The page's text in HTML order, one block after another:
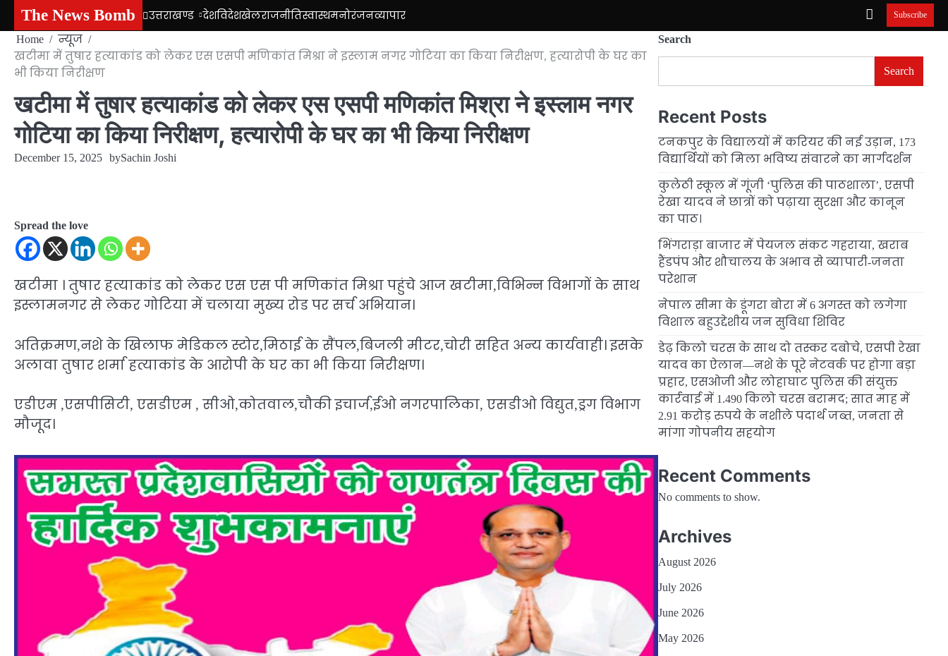
content
The News Bomb उत्तराखण्ड देशविदेशखेलराजनीतिस्वास्थमनोरंजनव्यापार Subscribe
Home
न्यूज
खटीमा में तुषार हत्याकांड को लेकर एस एसपी मणिकांत मिश्रा ने इस्लाम नगर गोटिया का किया निरीक्षण, हत्यारोपी के घर का
भी किया निरीक्षण
खटीमा में तुषार हत्याकांड को लेकर एस एसपी मणिकांत मिश्रा ने इस्लाम नगर
गोटिया का किया निरीक्षण, हत्यारोपी के घर का भी किया निरीक्षण
December 15, 2025 bySachin Joshi
Spread the love
खटीमा । तुषार हत्याकांड को लेकर एस एस पी मणिकांत मिश्रा पहुंचे आज खटीमा,विभिन्न विभागों के साथ
इस्लामनगर से लेकर गोटिया में चलाया मुख्य रोड पर सर्च अभियान।
अतिक्रमण,नशे के खिलाफ मेडिकल स्टोर,मिठाई के सैंपल,बिजली मीटर,चोरी सहित अन्य कार्यवाही। इसके
अलावा तुषार शर्मा हत्याकांड के आरोपी के घर का भी किया निरीक्षण।
एडीएम ,एसपीसिटी, एसडीएम , सीओ,कोतवाल,चौकी इचार्ज,ईओ नगरपालिका, एसडीओ विद्युत,ड्रग विभाग
मौजूद।
Search
Search
Recent Posts
टनकपुर के विद्यालयों में करियर की नई उड़ान, 173
विद्यार्थियों को मिला भविष्य संवारने का मार्गदर्शन
कुलेठी स्कूल में गूंजी ‘पुलिस की पाठशाला’, एसपी
रेखा यादव ने छात्रों को पढ़ाया सुरक्षा और कानून
का पाठ।
भिंगराड़ा बाजार में पेयजल संकट गहराया, खराब
हैंडपंप और शौचालय के अभाव से व्यापारी-जनता
परेशान
नेपाल सीमा के डूंगरा बोरा में 6 अगस्त को लगेगा
विशाल बहुउद्देशीय जन सुविधा शिविर
डेढ़ किलो चरस के साथ दो तस्कर दबोचे, एसपी रेखा
यादव का ऐलान—नशे के पूरे नेटवर्क पर होगा बड़ा
प्रहार, एसओजी और लोहाघाट पुलिस की संयुक्त
कार्रवाई में 1.490 किलो चरस बरामद; सात माह में
2.91 करोड़ रुपये के नशीले पदार्थ जब्त, जनता से
मांगा गोपनीय सहयोग
Recent Comments
No comments to show.
Archives
August 2026
July 2026
June 2026
May 2026